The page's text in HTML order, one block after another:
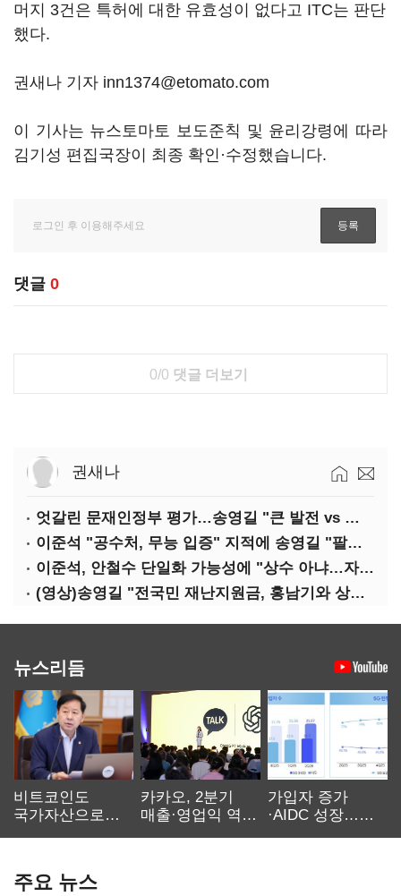
머지 3건은 특허에 대한 유효성이 없다고 ITC는 판단
했다.
권새나 기자 inn1374@etomato.com
이 기사는 뉴스토마토 보도준칙 및 윤리강령에 따라
김기성 편집국장이 최종 확인·수정했습니다.
댓글 0
0/0 댓글 더보기
권새나
엇갈린 문재인정부 평가…송영길 "큰 발전 vs 이준석 "기본 점수"
이준석 "공수처, 무능 입증" 지적에 송영길 "팔다리 자른 게 국민의힘"
이준석, 안철수 단일화 가능성에 "상수 아냐…자의식 과잉"
(영상)송영길 "전국민 재난지원금, 홍남기와 상의·이재명 뜻 존중"
뉴스리듬
비트코인도
국가자산으로…'
카카오, 2분기
매출·영업익 역대
가입자 증가
·AIDC 성장…
주요 뉴스